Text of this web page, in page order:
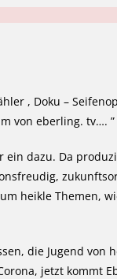
, Doku –
von eberling. tv…. ”
dazu. Da
heikle Themen,
die Jugend von
jetzt kommt